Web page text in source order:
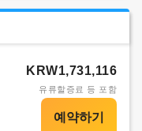
KRW1,731,116
유류할증료 등 포함